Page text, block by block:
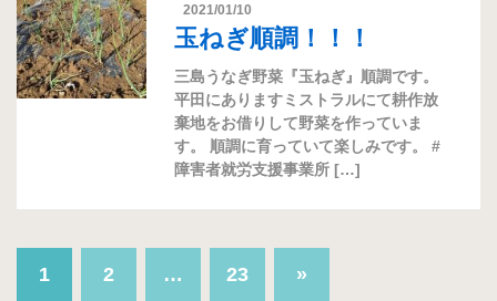
2021/01/10
玉ねぎ順調！！！
三島うなぎ野菜『玉ねぎ』順調です。
平田にありますミストラルにて耕作放
棄地をお借りして野菜を作っていま
す。 順調に育っていて楽しみです。 #
障害者就労支援事業所 […]
1 2 … 23 »